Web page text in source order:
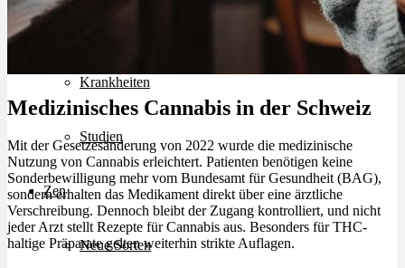
Krankheiten
Studien
Zen
Neue Sorten
Medizinisches Cannabis in der Schweiz
Mit der Gesetzesänderung von 2022 wurde die medizinische
Nutzung von Cannabis erleichtert. Patienten benötigen keine
Sonderbewilligung mehr vom Bundesamt für Gesundheit (BAG),
sondern erhalten das Medikament direkt über eine ärztliche
Verschreibung. Dennoch bleibt der Zugang kontrolliert, und nicht
jeder Arzt stellt Rezepte für Cannabis aus. Besonders für THC-
haltige Präparate gelten weiterhin strikte Auflagen.